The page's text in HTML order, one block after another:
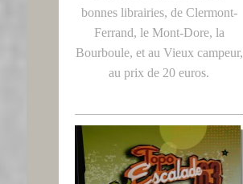
bonnes librairies, de Clermont-
Ferrand, le Mont-Dore, la
Bourboule, et au Vieux campeur,
au prix de 20 euros.